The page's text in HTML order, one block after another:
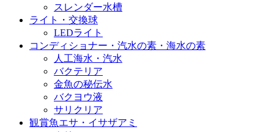
スレンダー水槽
ライト・交換球
LEDライト
コンディショナー・汽水の素・海水の素
人工海水・汽水
バクテリア
金魚の秘伝水
バクヨウ液
サリクリア
観賞魚エサ・イサザアミ